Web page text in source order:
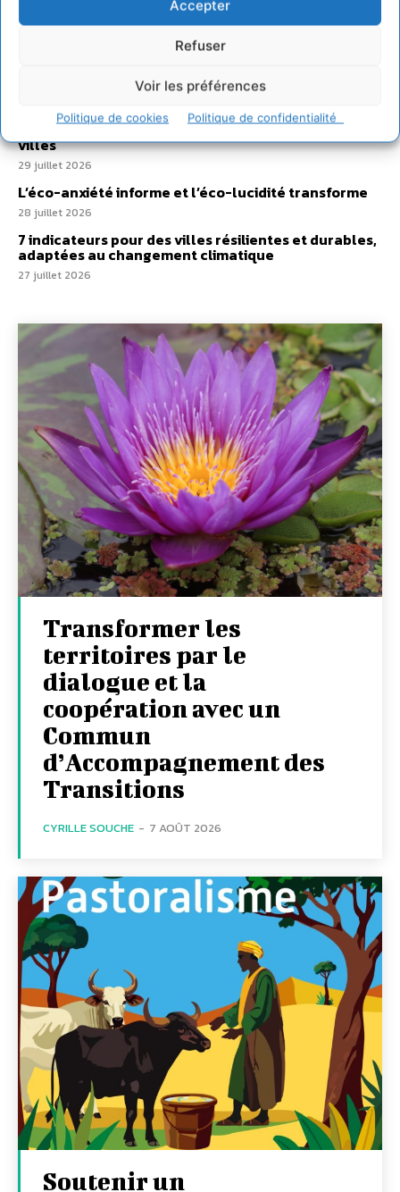
Accepter
Refuser
Voir les préférences
Politique de cookies Politique de confidentialité
hydrique et déréglé tout le territoire (2020-2026)
2 août 2026
Développer notre attention aux espèces vivantes
Un kit citoyen pour lever les freins au
développement des forêts comestibles dans nos
villes
29 juillet 2026
L’éco-anxiété informe et l’éco-lucidité transforme
28 juillet 2026
7 indicateurs pour des villes résilientes et durables,
adaptées au changement climatique
27 juillet 2026
Transformer les
territoires par le
dialogue et la
coopération avec un
Commun
d’Accompagnement des
Transitions
CYRILLE SOUCHE - 7 AOÛT 2026
Soutenir un